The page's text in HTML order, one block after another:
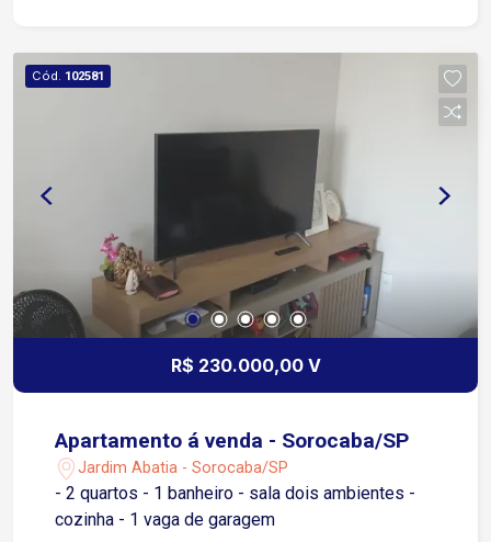
Cód. 102581
R$ 230.000,00 V
Apartamento á venda - Sorocaba/SP
Jardim Abatia - Sorocaba/SP
- 2 quartos - 1 banheiro - sala dois ambientes -
cozinha - 1 vaga de garagem